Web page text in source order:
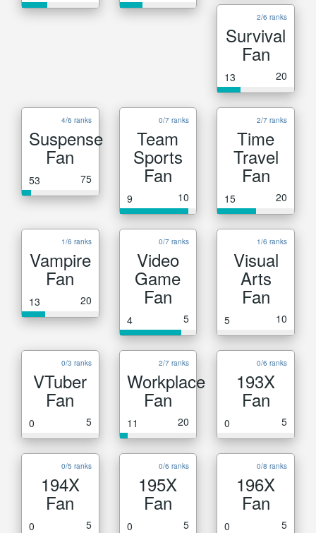
2/6 ranks
Survival
Fan
13 20
4/6 ranks
Suspense
Fan
53 75
0/7 ranks
Team
Sports
Fan
9 10
2/7 ranks
Time
Travel
Fan
15 20
1/6 ranks
Vampire
Fan
13 20
0/7 ranks
Video
Game
Fan
4 5
1/6 ranks
Visual
Arts
Fan
5 10
0/3 ranks
VTuber
Fan
0 5
2/7 ranks
Workplace
Fan
11 20
0/6 ranks
193X
Fan
0 5
0/5 ranks
194X
Fan
0 5
0/6 ranks
195X
Fan
0 5
0/8 ranks
196X
Fan
0 5